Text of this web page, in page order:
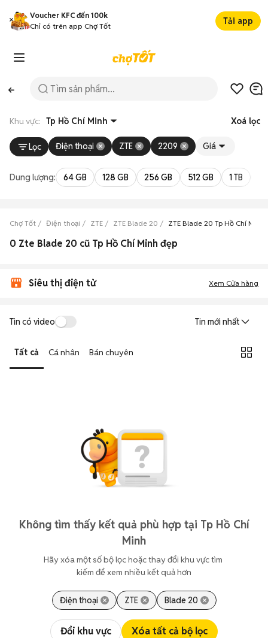
Voucher KFC đến 100k
Chỉ có trên app Chợ Tốt
Tải app
Khu vực: Tp Hồ Chí Minh Xoá lọc
Lọc Điện thoại ZTE 2209 Giá
Dung lượng: 64 GB 128 GB 256 GB 512 GB 1 TB
Chợ Tốt Điện thoại ZTE ZTE Blade 20 ZTE Blade 20 Tp Hồ Chí Minh
0 Zte Blade 20 cũ Tp Hồ Chí Minh đẹp
Siêu thị điện tử Xem Cửa hàng
Tin có video Tin mới nhất
Tất cả Cá nhân Bán chuyên
Không tìm thấy kết quả phù hợp tại Tp Hồ Chí
Minh
Hãy xóa một số bộ lọc hoặc thay đổi khu vực tìm
kiếm để xem nhiều kết quả hơn
Điện thoại ZTE Blade 20
Đổi khu vực Xóa tất cả bộ lọc